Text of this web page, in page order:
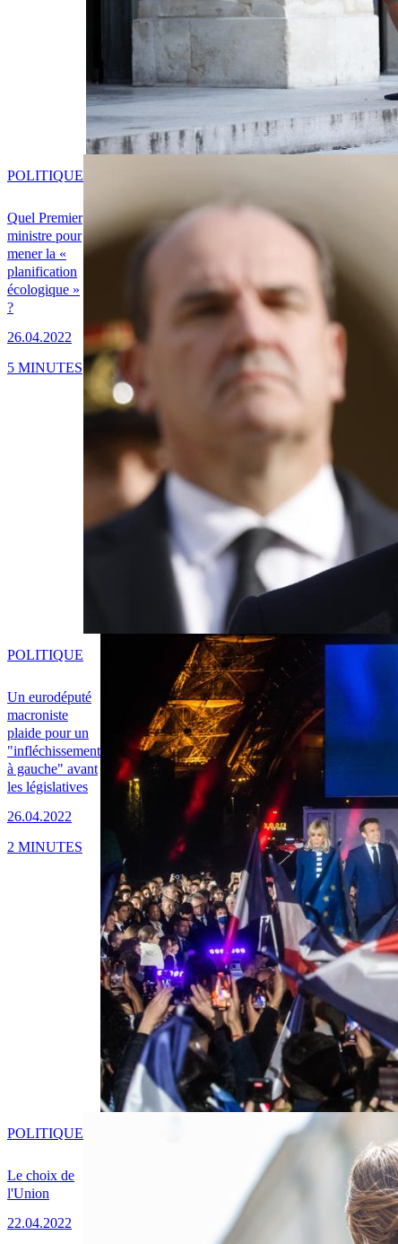
Quel Premier
ministre pour
mener la «
planification
écologique »
?
26.04.2022
POLITIQUE
5 MINUTES
Un eurodéputé
macroniste
plaide pour un
"infléchissement
à gauche" avant
les législatives
26.04.2022
POLITIQUE
2 MINUTES
Le choix de
l'Union
22.04.2022
POLITIQUE